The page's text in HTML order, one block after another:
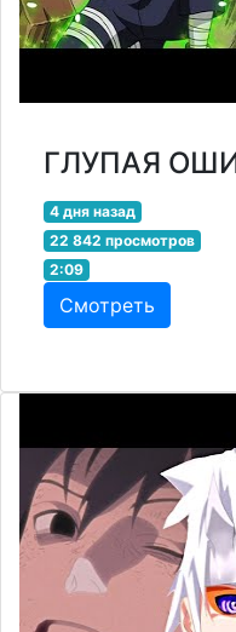
ГЛУПАЯ
4 дня назад
22 842 просмотров
2:09
Смотреть